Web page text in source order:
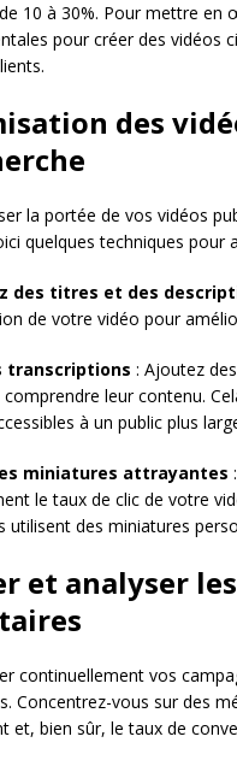
10 à 30%. Pour mettre
pour créer des vidéos
des
la portée de vos vidéos
quelques techniques pour
des titres et des
de votre vidéo pour
transcriptions : Ajoutez
comprendre leur contenu.
à un public plus
miniatures attrayantes
le taux de clic de votre
utilisent des miniatures
et analyser
continuellement vos
Concentrez-vous sur des
et, bien sûr, le taux de